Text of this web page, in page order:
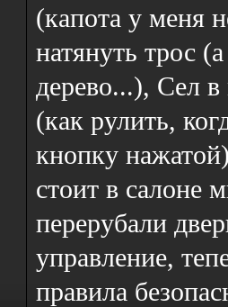
(капота у меня
натянуть трос
дерево...), Сел
(как рулить,
кнопку
стоит в салоне
перерубали
управление,
правила